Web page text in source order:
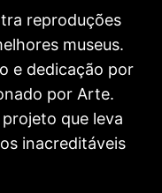
reproduções
museus.
e dedicação por
por Arte.
que leva
inacreditáveis